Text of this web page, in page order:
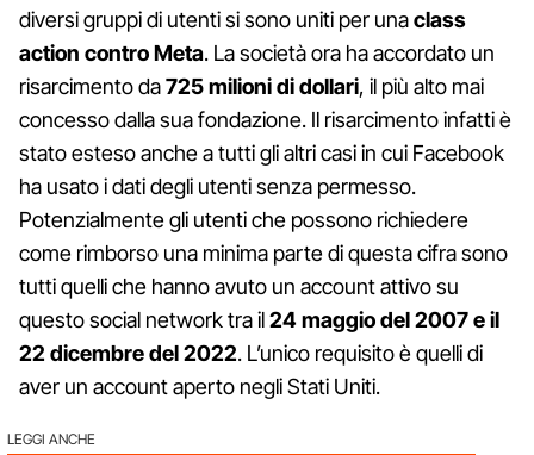
diversi gruppi di utenti si sono uniti per unaclass
action contro Meta. La società ora ha accordato un
risarcimento da725 milioni di dollari, il più alto mai
concesso dalla sua fondazione. Il risarcimento infatti è
stato esteso anche a tutti gli altri casi in cui Facebook
ha usato i dati degli utenti senza permesso.
Potenzialmente gli utenti che possono richiedere
come rimborso una minima parte di questa cifra sono
tutti quelli che hanno avuto un account attivo su
questo social network tra il24 maggio del 2007 e il
22 dicembre del 2022. L’unico requisito è quelli di
aver un account aperto negli Stati Uniti.
LEGGI ANCHE